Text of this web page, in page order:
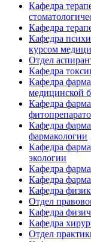
Кафедра
Кафедра
Кафедра
курсом
Отдел
Кафедра
Кафедра
медицинской
Кафедра
Кафедра
фармакологии
Кафедра
экологии
Кафедра
Кафедра
Кафедра
Отдел
Кафедра
Кафедра
Отдел